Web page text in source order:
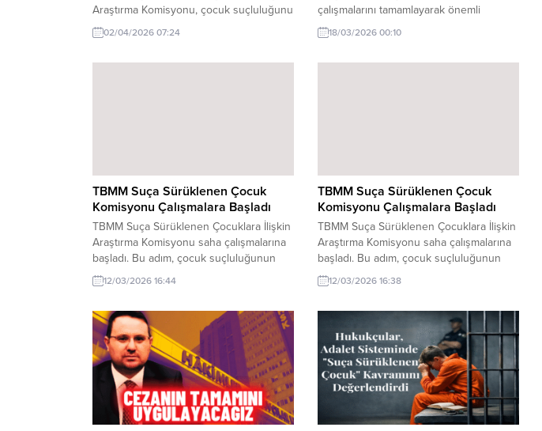
Araştırma Komisyonu, çocuk suçluluğunu
önlemek ve çözüm önerileri geliştirmek
amacıyla toplandı.
02/04/2026 07:24
çalışmalarını tamamlayarak önemli
bulgular elde etti.
18/03/2026 00:10
TBMM Suça Sürüklenen Çocuk
Komisyonu Çalışmalara Başladı
TBMM Suça Sürüklenen Çocuklara İlişkin
Araştırma Komisyonu saha çalışmalarına
başladı. Bu adım, çocuk suçluluğunun
önlenmesi için önemli bir gelişme.
12/03/2026 16:44
TBMM Suça Sürüklenen Çocuk
Komisyonu Çalışmalara Başladı
TBMM Suça Sürüklenen Çocuklara İlişkin
Araştırma Komisyonu saha çalışmalarına
başladı. Bu adım, çocuk suçluluğunun
önlenmesi için önemli bir gelişme.
12/03/2026 16:38